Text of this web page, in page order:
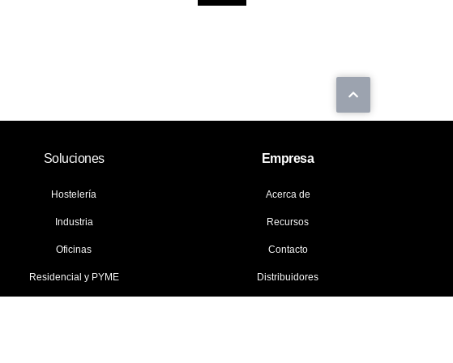
Soluciones
Hostelería
Industria
Oficinas
Residencial y PYME
Empresa
Acerca de
Recursos
Contacto
Distribuidores